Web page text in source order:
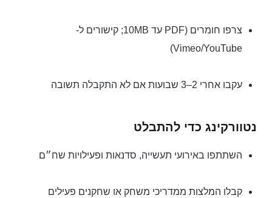
צרפו חומרים (PDF עד 10MB; קישורים ל-
Vimeo/YouTube)
עקבו אחרי 2–3 שבועות אם לא התקבלה תשובה
נטוורקינג כדי להתבלט
השתתפו באירועי תעשייה, סדנאות ופעילויות שח״ם
קבלו המלצות ממדריכי משחק או שחקנים פעילים